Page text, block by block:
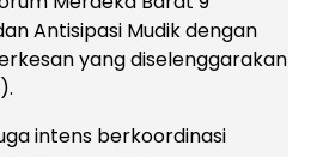
Antisipasi Mudik dengan
yang diselenggarakan
intens berkoordinasi